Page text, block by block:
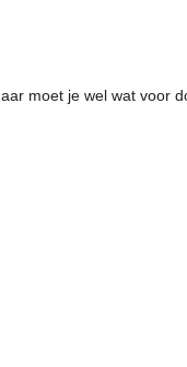
moet je wel wat voor